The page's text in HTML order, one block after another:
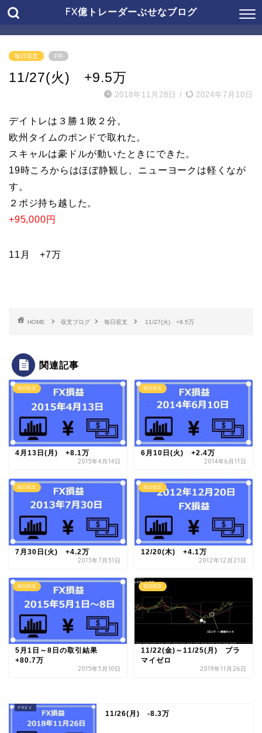
FX億トレーダーぶせなブログ
毎日収支 PR
11/27(火) +9.5万
2018年11月28日 / 2024年7月10日
デイトレは３勝１敗２分。
欧州タイムのポンドで取れた。
スキャルは豪ドルが動いたときにできた。
19時ころからはほぼ静観し、ニューヨークは軽くなが
す。
２ポジ持ち越した。
+95,000円
11月 +7万
HOME 収支ブログ 毎日収支 11/27(火) +9.5万
関連記事
毎日収支
4月13日(月) +8.1万
2015年4月14日
毎日収支
6月10日(火) +2.4万
2014年6月11日
毎日収支
7月30日(火) +4.2万
2013年7月31日
毎日収支
12/20(木) +4.1万
2012年12月21日
毎日収支
5月1日～8日の取引結果
+80.7万
2015年5月10日
毎日収支
11/22(金)～11/25(月) プラ
マイゼロ
2019年11月26日
11/26(月) -8.3万